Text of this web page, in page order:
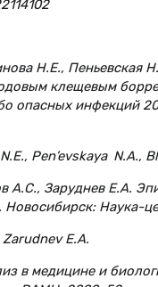
Н.Е., Пеньевская
клещевым
опасных инфекций
Pen’evskaya N.A.,
А.С., Заруднев Е.А.
Наука-
E.A.
в медицине и